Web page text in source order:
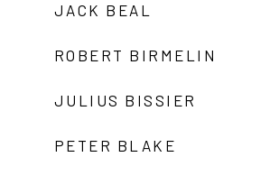
JACK BEAL
ROBERT BIRMELIN
JULIUS BISSIER
PETER BLAKE